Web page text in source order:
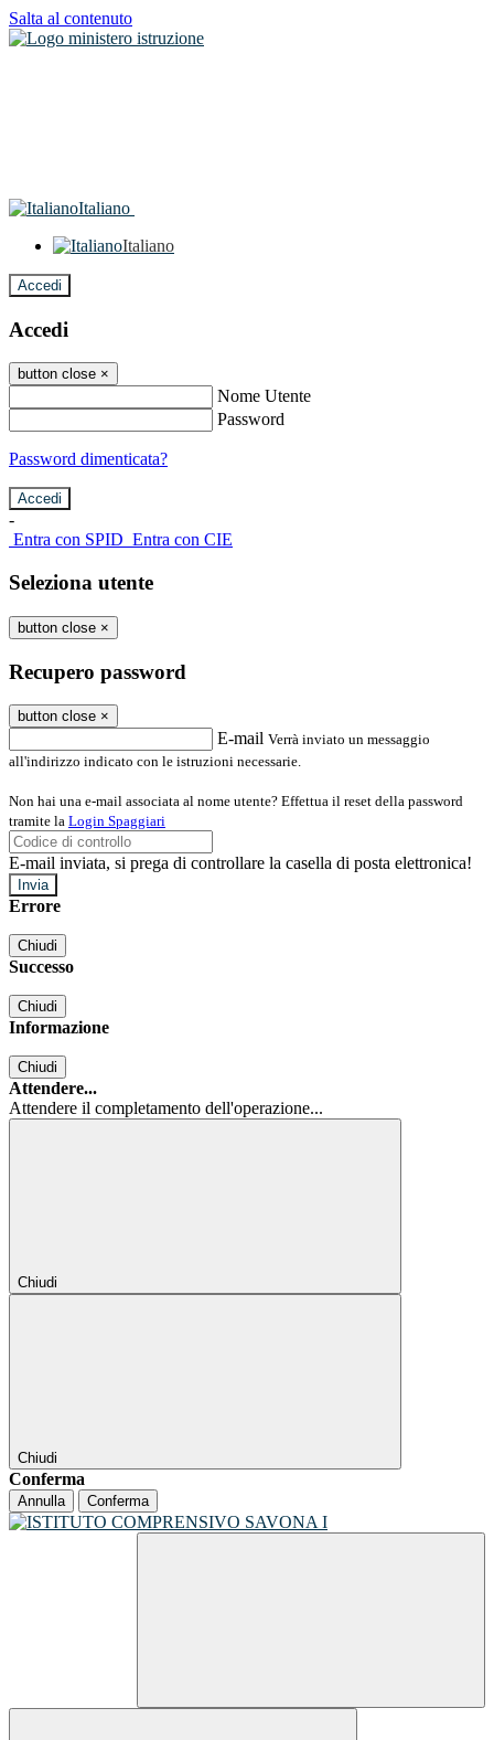
Salta al contenuto
Italiano
Italiano
Accedi
Accedi
button close ×
Nome Utente
Password
Password dimenticata?
-
Entra con SPID Entra con CIE
Seleziona utente
button close ×
Recupero password
button close ×
E-mail Verrà inviato un messaggio
all'indirizzo indicato con le istruzioni necessarie.
Non hai una e-mail associata al nome utente? Effettua il reset della password
tramite la Login Spaggiari
E-mail inviata, si prega di controllare la casella di posta elettronica!
Errore
Chiudi
Successo
Chiudi
Informazione
Chiudi
Attendere...
Attendere il completamento dell'operazione...
Chiudi
Chiudi
Conferma
Annulla Conferma